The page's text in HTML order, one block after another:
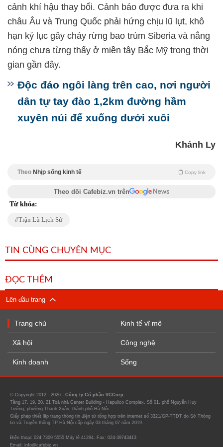
cảnh khí hậu thay bổi. Cảnh báo được đưa ra khi
châu Âu và Trung Quốc phải hứng chịu lũ lụt, khô
hạn kỷ lục gây cháy rừng bao trùm Siberia và nắng
nóng chưa từng thấy ở miền tây Bắc Mỹ trong thời
gian gần đây.
Độc đáo ngôi làng trên cao, nơi người
dân tự tay đào 1,2km đường hầm
xuyên núi để xuống dưới xuôi
Khánh Ly
Theo Nhịp sống kinh tế Copy link
Theo dõi Cafebiz.vn trên
Từ khóa:
Trận Lũ Lịch Sử
TIN CÙNG CHUYÊN MỤC
ĐỌC THÊM
Lên đầu trang
Trang chủ
Xã hội
Kinh doanh
Kinh tế vĩ mô
Công nghệ
Sống
© Copyright 2012 - 2026 - Công ty Cổ phần VCCorp.
Tầng 17, 19, 20, 21 Toà nhà Center Building - Hapulico Complex, Số 01, phố Nguyễn Huy
Tưởng, phường Thanh Xuân, thành phố Hà Nội
Giấy phép thiết lập trang thông tin điện tử tổng hợp trên internet số 3321/GP-TTĐT do Sở Thông
tin và Truyền thông TP Hà Nội cấp ngày 03 tháng 07 năm 2019.
Điện thoại: 024 7309 5555 Máy lẻ 41294. Fax: 024-39743413
Email: info@cafebiz.vn